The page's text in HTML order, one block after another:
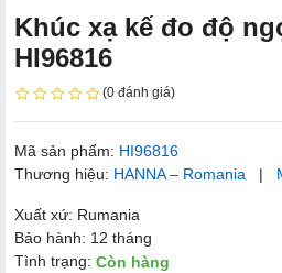
Khúc xạ kế đo độ
HI96816
(0 đánh giá)
Mã sản phẩm: HI96816
Thương hiệu: HANNA – Romania |
Xuất xứ: Rumania
Bảo hành: 12 tháng
Tình trạng: Còn hàng